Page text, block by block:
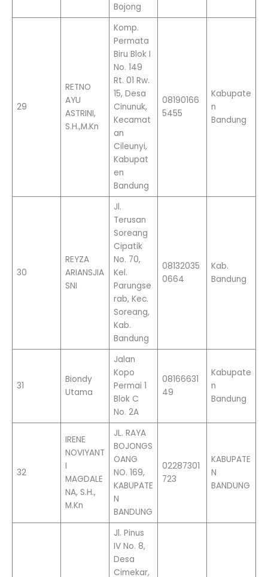
Bojong
29
RETNO
AYU
ASTRINI,
S.H.,M.Kn
Komp.
Permata
Biru Blok I
No. 149
Rt. 01 Rw.
15, Desa
Cinunuk,
Kecamat
an
Cileunyi,
Kabupat
en
Bandung
08190166
5455
Kabupate
n
Bandung
30
REYZA
ARIANSJIA
SNI
Jl.
Terusan
Soreang
Cipatik
No. 70,
Kel.
Parungse
rab, Kec.
Soreang,
Kab.
Bandung
08132035
0664
Kab.
Bandung
31
Biondy
Utama
Jalan
Kopo
Permai 1
Blok C
No. 2A
08166631
49
Kabupate
n
Bandung
32
IRENE
NOVIYANT
I
MAGDALE
NA, S.H.,
M.Kn
JL. RAYA
BOJONGS
OANG
NO. 169,
KABUPATE
N
BANDUNG
02287301
723
KABUPATE
N
BANDUNG
Jl. Pinus
IV No. 8,
Desa
Cimekar,